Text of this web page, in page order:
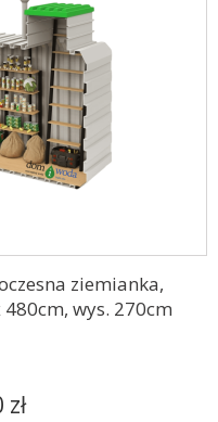
ziemianka,
wys. 270cm